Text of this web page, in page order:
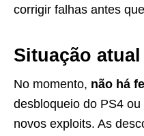
corrigir falhas antes
Situação
No momento, não há
desbloqueio do PS4
novos exploits. As